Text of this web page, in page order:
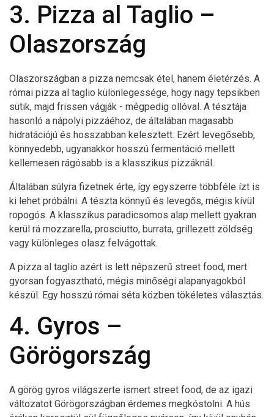
3. Pizza al Taglio –
Olaszország
Olaszországban a pizza nemcsak étel, hanem életérzés. A
római pizza al taglio különlegessége, hogy nagy tepsikben
sütik, majd frissen vágják - mégpedig ollóval. A tésztája
hasonló a nápolyi pizzáéhoz, de általában magasabb
hidratációjú és hosszabban kelesztett. Ezért levegősebb,
könnyedebb, ugyanakkor hosszú fermentáció mellett
kellemesen rágósabb is a klasszikus pizzáknál.
Általában súlyra fizetnek érte, így egyszerre többféle ízt is
ki lehet próbálni. A tészta könnyű és levegős, mégis kívül
ropogós. A klasszikus paradicsomos alap mellett gyakran
kerül rá mozzarella, prosciutto, burrata, grillezett zöldség
vagy különleges olasz felvágottak.
A pizza al taglio azért is lett népszerű street food, mert
gyorsan fogyasztható, mégis minőségi alapanyagokból
készül. Egy hosszú római séta közben tökéletes választás.
4. Gyros –
Görögország
A görög gyros világszerte ismert street food, de az igazi
változatot Görögországban érdemes megkóstolni. A hús